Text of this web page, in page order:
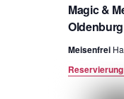
Magic &
Meisenfrei